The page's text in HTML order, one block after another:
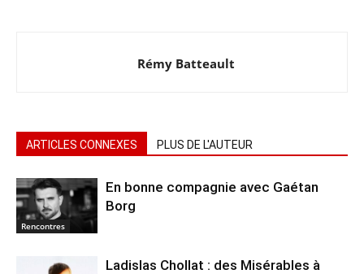
Rémy Batteault
ARTICLES CONNEXES PLUS DE L'AUTEUR
Rencontres
En bonne compagnie avec Gaétan
Borg
Ladislas Chollat : des Misérables à